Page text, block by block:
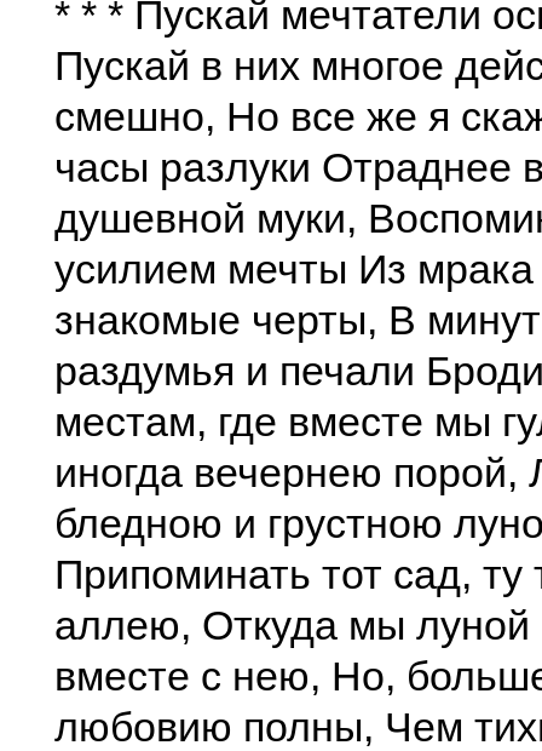
* * * Пускай мечтатели
Пускай в них многое
смешно, Но все же я
часы разлуки Отраднее
душевной муки,
усилием мечты Из
знакомые черты, В
раздумья и печали
местам, где вместе мы
иногда вечернею порой,
бледною и грустною
Припоминать тот сад,
аллею, Откуда мы луной
вместе с нею, Но,
любовию полны, Чем